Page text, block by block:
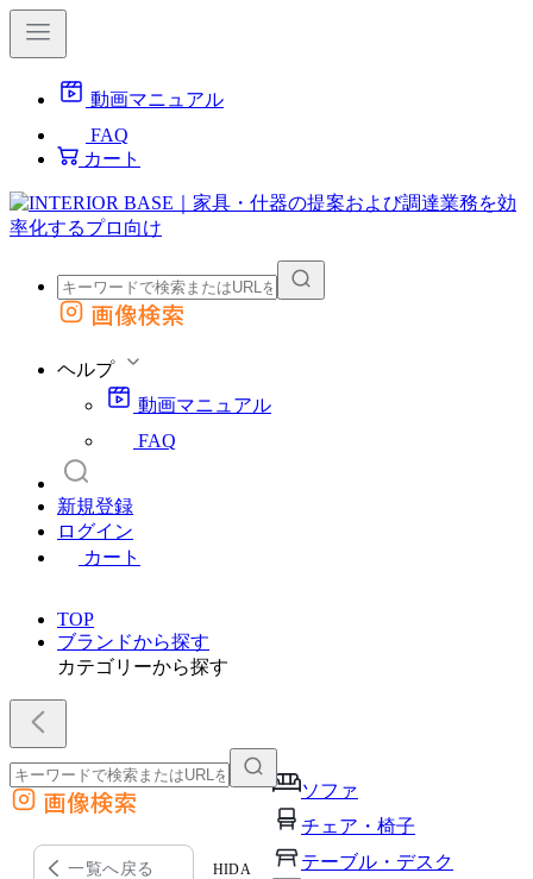
動画マニュアル
FAQ
カート
外部サイトの商品をカートに追加
画像検索
ヘルプ
動画マニュアル
FAQ
新規登録
ログイン
カート
TOP
ブランドから探す
カテゴリーから探す
ソファ
チェア・椅子
テーブル・デスク
外部サイトの商品をカートに追加
他のサイトで見つけた商品ページのURLを貼り付けて、カートに追加できます
画像検索
一覧へ戻る HIDA